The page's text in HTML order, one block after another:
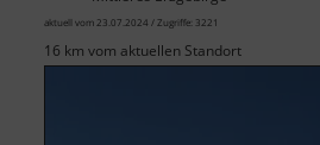
aktuell vom 23.07.2024 / Zugriffe: 3221
16 km vom aktuellen Standort